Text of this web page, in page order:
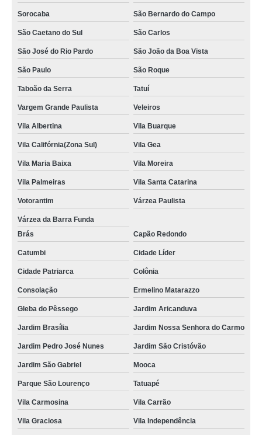
Sorocaba São Bernardo do Campo
São Caetano do Sul São Carlos
São José do Rio Pardo São João da Boa Vista
São Paulo São Roque
Taboão da Serra Tatuí
Vargem Grande Paulista Veleiros
Vila Albertina Vila Buarque
Vila Califórnia(Zona Sul) Vila Gea
Vila Maria Baixa Vila Moreira
Vila Palmeiras Vila Santa Catarina
Votorantim Várzea Paulista
Várzea da Barra Funda
Brás
Capão Redondo
Catumbi Cidade Líder
Cidade Patriarca Colônia
Consolação Ermelino Matarazzo
Gleba do Pêssego Jardim Aricanduva
Jardim Brasília Jardim Nossa Senhora do Carmo
Jardim Pedro José Nunes Jardim São Cristóvão
Jardim São Gabriel Mooca
Parque São Lourenço Tatuapé
Vila Carmosina Vila Carrão
Vila Graciosa Vila Independência